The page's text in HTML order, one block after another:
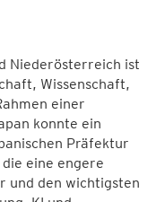
Niederösterreich ist
Wissenschaft,
einer
konnte ein
Präfektur
eine engere
und den wichtigsten